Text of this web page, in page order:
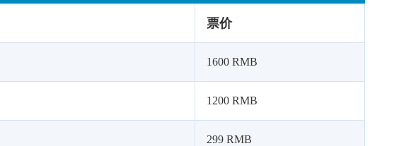
票价
1600 RMB
1200 RMB
299 RMB